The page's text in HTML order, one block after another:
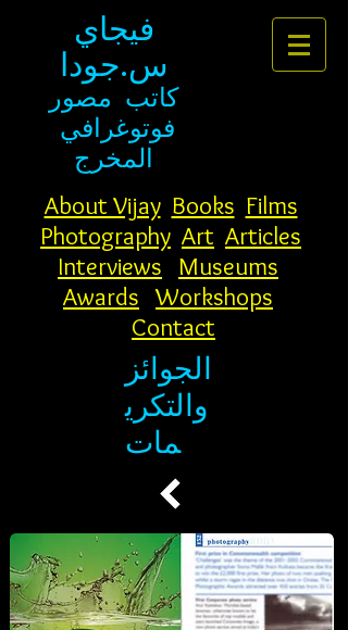
فيجاي
س.جودا
كاتب مصور
فوتوغرافي
المخرج
About Vijay Books Films
Photography Art Articles
Interviews
Museums
Awards Workshops
Contact
الجوائز
والتكري
مات